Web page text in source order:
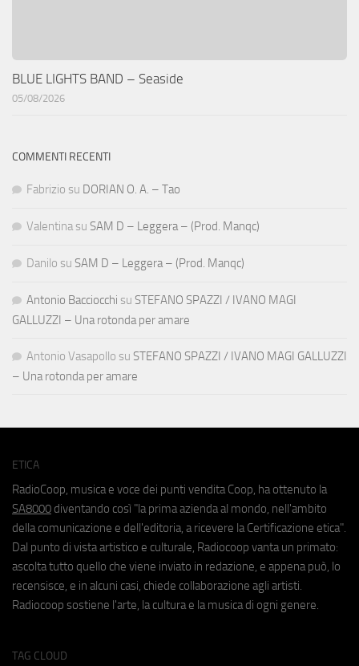
BLUE LIGHTS BAND – Seaside
05/08/2026
COMMENTI RECENTI
Fabrizio su DORIAN O. A. – Tao
Valentina su SAM D – Leggera – (Prod. Manqc)
Danilo su SAM D – Leggera – (Prod. Manqc)
Antonio Bacciocchi su STEFANO SPAZZI / IVANO MAGI
GALLUZZI – Una rotonda per amare
Antonio Vasapollo su STEFANO SPAZZI / IVANO MAGI GALLUZZI
– Una rotonda per amare
ETICA
RadioCoop, musica e voce dei punti vendita Coop, ha ottenuto la
SA8000 diventando così "la prima azienda al mondo, nell'ambito
della comunicazione e dell'editoria, a ricevere la Certificazione etica".
Dal punto di vista artistico e culturale, Radiocoop vanta un primato:
ascolta tutto quello che viene inviato in redazione, e appena può, lo
recensisce, e in alcuni casi, chiede collaborazione agli artisti.
Radiocoop sostiene l'arte, la cultura e la musica di ogni genere.
TAG CLOUD